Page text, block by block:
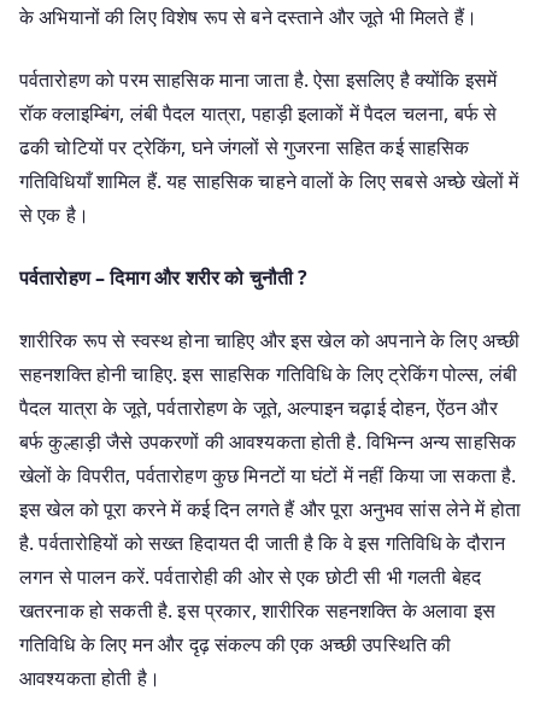
के अभियानों की लिए विशेष रूप से बने दस्ताने और जूते भी मिलते हैं।
पर्वतारोहण को परम साहसिक माना जाता है. ऐसा इसलिए है क्योंकि इसमें
रॉक क्लाइम्बिंग, लंबी पैदल यात्रा, पहाड़ी इलाकों में पैदल चलना, बर्फ से
ढकी चोटियों पर ट्रेकिंग, घने जंगलों से गुजरना सहित कई साहसिक
गतिविधियाँ शामिल हैं. यह साहसिक चाहने वालों के लिए सबसे अच्छे खेलों में
से एक है।
पर्वतारोहण – दिमाग और शरीर को चुनौती ?
शारीरिक रूप से स्वस्थ होना चाहिए और इस खेल को अपनाने के लिए अच्छी
सहनशक्ति होनी चाहिए. इस साहसिक गतिविधि के लिए ट्रेकिंग पोल्स, लंबी
पैदल यात्रा के जूते, पर्वतारोहण के जूते, अल्पाइन चढ़ाई दोहन, ऐंठन और
बर्फ कुल्हाड़ी जैसे उपकरणों की आवश्यकता होती है. विभिन्न अन्य साहसिक
खेलों के विपरीत, पर्वतारोहण कुछ मिनटों या घंटों में नहीं किया जा सकता है.
इस खेल को पूरा करने में कई दिन लगते हैं और पूरा अनुभव सांस लेने में होता
है. पर्वतारोहियों को सख्त हिदायत दी जाती है कि वे इस गतिविधि के दौरान
लगन से पालन करें. पर्वतारोही की ओर से एक छोटी सी भी गलती बेहद
खतरनाक हो सकती है. इस प्रकार, शारीरिक सहनशक्ति के अलावा इस
गतिविधि के लिए मन और दृढ़ संकल्प की एक अच्छी उपस्थिति की
आवश्यकता होती है।